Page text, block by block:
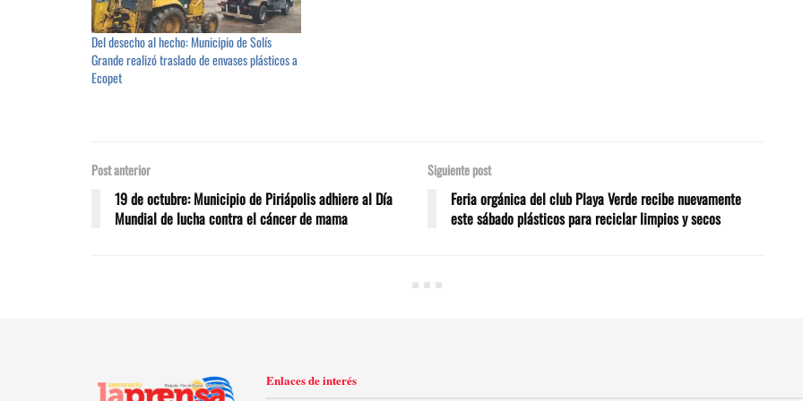
Del desecho al hecho: Municipio de Solís
Grande realizó traslado de envases plásticos a
Ecopet
Post anterior
19 de octubre: Municipio de Piriápolis adhiere al Día
Mundial de lucha contra el cáncer de mama
Siguiente post
Feria orgánica del club Playa Verde recibe nuevamente
este sábado plásticos para reciclar limpios y secos
Enlaces de interés